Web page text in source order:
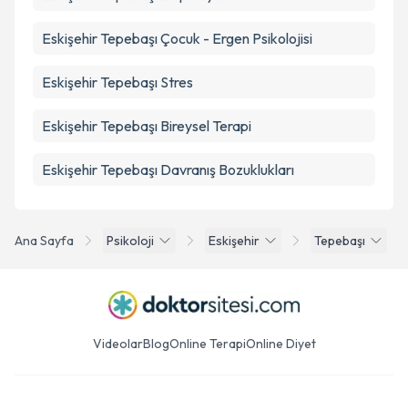
Ana Sayfa Psikoloji Eskişehir Tepebaşı
Eskişehir Tepebaşı Depresyon
Eskişehir Tepebaşı Çocuk - Ergen Psikolojisi
Eskişehir Tepebaşı Stres
Eskişehir Tepebaşı Bireysel Terapi
Eskişehir Tepebaşı Davranış Bozuklukları
Videolar Blog Online Terapi Online Diyet